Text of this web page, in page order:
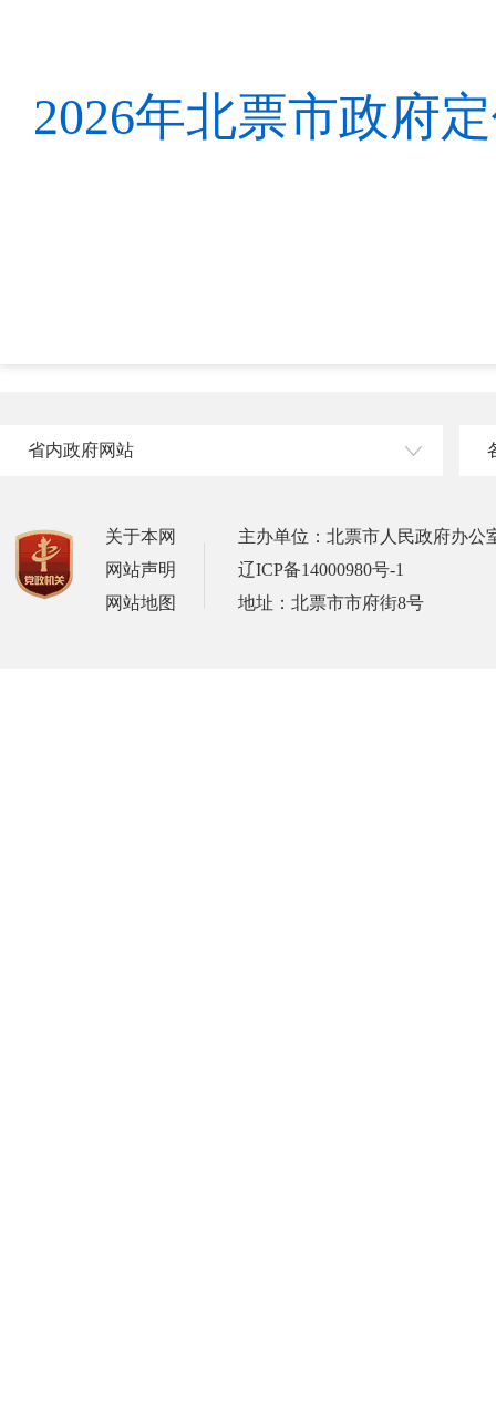
2026年北票市政府
省内政府网站
关于本网
网站声明
网站地图
主办单位：北票市人民政府办公
辽ICP备14000980号-1
地址：北票市市府街8号